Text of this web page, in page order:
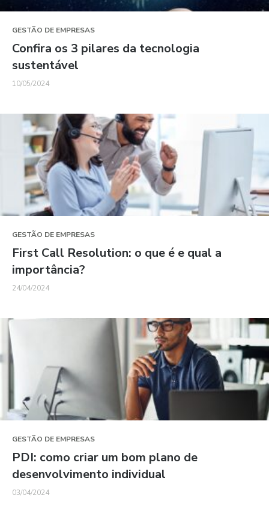
GESTÃO DE EMPRESAS
Confira os 3 pilares da tecnologia
sustentável
10/05/2024
GESTÃO DE EMPRESAS
First Call Resolution: o que é e qual a
importância?
24/04/2024
GESTÃO DE EMPRESAS
PDI: como criar um bom plano de
desenvolvimento individual
03/04/2024